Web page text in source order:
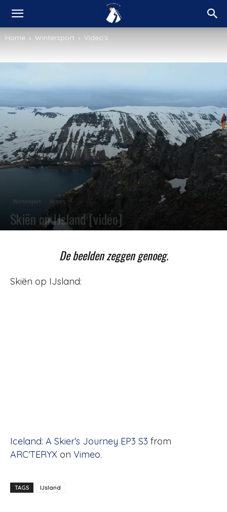
Home Wintersport Video's
Wintersport Video's
Skiën op IJsland [video]
De beelden zeggen genoeg.
Skiën op IJsland:
Iceland: A Skier’s Journey EP3 S3 from
ARC'TERYX on Vimeo.
TAGS IJsland